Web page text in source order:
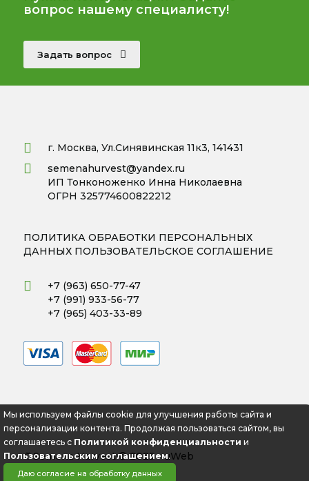
вопрос нашему специалисту!
Задать вопрос
г. Москва, Ул.Синявинская 11к3, 141431
semenahurvest@yandex.ru
ИП Тонконоженко Инна Николаевна
ОГРН 325774600822212
ПОЛИТИКА ОБРАБОТКИ ПЕРСОНАЛЬНЫХ
ДАННЫХ ПОЛЬЗОВАТЕЛЬСКОЕ СОГЛАШЕНИЕ
+7 (963) 650-77-47
+7 (991) 933-56-77
+7 (965) 403-33-89
🌻Semena Harvest © 2025 -uWeb
Мы используем файлы cookie для улучшения работы сайта и
персонализации контента. Продолжая пользоваться сайтом, вы
соглашаетесь с Политикой конфиденциальности и
Пользовательским соглашением.
Даю согласие на обработку данных